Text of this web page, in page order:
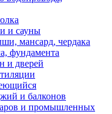
и сауны
мансард, чердака
фундамента
и дверей
и балконов
и промышленных